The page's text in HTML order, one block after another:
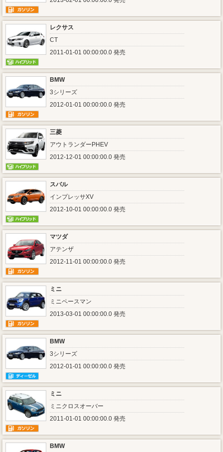
レクサス
CT
2011-01-01 00:00:00.0 発売
BMW
3シリーズ
2012-01-01 00:00:00.0 発売
三菱
アウトランダーPHEV
2012-12-01 00:00:00.0 発売
スバル
インプレッサXV
2012-10-01 00:00:00.0 発売
マツダ
アテンザ
2012-11-01 00:00:00.0 発売
ミニ
ミニペースマン
2013-03-01 00:00:00.0 発売
BMW
3シリーズ
2012-01-01 00:00:00.0 発売
ミニ
ミニクロスオーバー
2011-01-01 00:00:00.0 発売
BMW